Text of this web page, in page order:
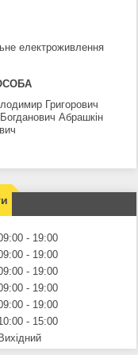
електроживлення
Григорович
Абрашкін
19:00
19:00
19:00
19:00
19:00
15:00
Вихідний